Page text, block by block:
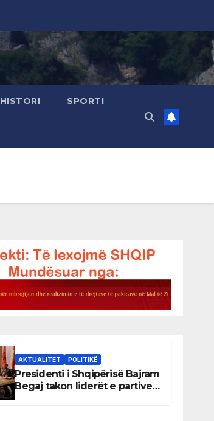
HISTORI SPORTI
AKTUALITET POLITIKË
Presidenti i Shqipërisë Bajram
Begaj takon liderët e partive